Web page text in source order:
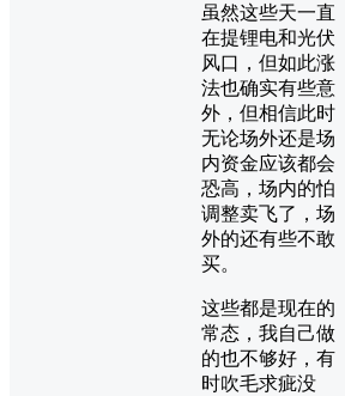
虽然这些天一直
在提锂电和光伏
风口，但如此涨
法也确实有些意
外，但相信此时
无论场外还是场
内资金应该都会
恐高，场内的怕
调整卖飞了，场
外的还有些不敢
买。
这些都是现在的
常态，我自己做
的也不够好，有
时吹毛求疵没